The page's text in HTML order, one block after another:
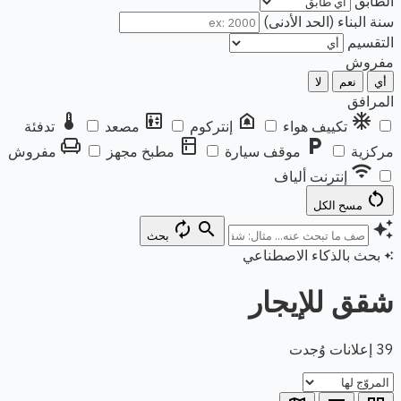
سنة البناء (الحد الأدنى)
التقسيم
مفروش
أي نعم لا
المرافق
ac_unit تكييف هواء doorbell إنتركوم elevator مصعد thermostat تدفئة
مركزية
local_parking موقف سيارة kitchen مطبخ مجهز chair مفروش
wifi إنترنت ألياف
restart_alt
auto_awesome
search
autorenew بحث
auto_awesome بحث بالذكاء الاصطناعي
شقق للإيجار
39 إعلانات وُجدت